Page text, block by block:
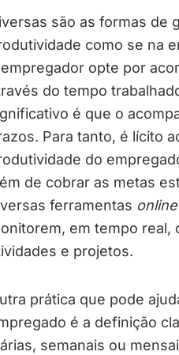
são as formas de
como se na
opte por
do tempo
é que o
Para tanto, é lícito
do
de cobrar as metas
ferramentas online
em tempo real,
e projetos.
prática que pode
é a definição
semanais ou